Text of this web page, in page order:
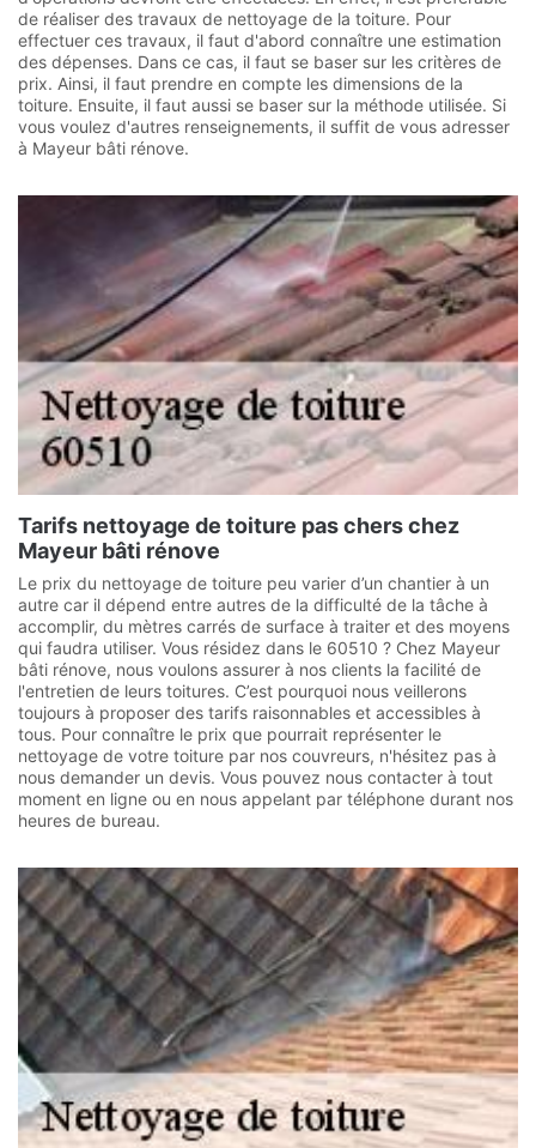
de réaliser des travaux de nettoyage de la toiture. Pour
effectuer ces travaux, il faut d'abord connaître une estimation
des dépenses. Dans ce cas, il faut se baser sur les critères de
prix. Ainsi, il faut prendre en compte les dimensions de la
toiture. Ensuite, il faut aussi se baser sur la méthode utilisée. Si
vous voulez d'autres renseignements, il suffit de vous adresser
à Mayeur bâti rénove.
Tarifs nettoyage de toiture pas chers chez
Mayeur bâti rénove
Le prix du nettoyage de toiture peu varier d’un chantier à un
autre car il dépend entre autres de la difficulté de la tâche à
accomplir, du mètres carrés de surface à traiter et des moyens
qui faudra utiliser. Vous résidez dans le 60510 ? Chez Mayeur
bâti rénove, nous voulons assurer à nos clients la facilité de
l'entretien de leurs toitures. C’est pourquoi nous veillerons
toujours à proposer des tarifs raisonnables et accessibles à
tous. Pour connaître le prix que pourrait représenter le
nettoyage de votre toiture par nos couvreurs, n'hésitez pas à
nous demander un devis. Vous pouvez nous contacter à tout
moment en ligne ou en nous appelant par téléphone durant nos
heures de bureau.